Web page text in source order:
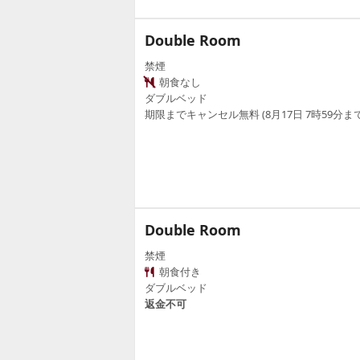
Double Room
禁煙
朝食なし
ダブルベッド
期限までキャンセル無料 (8月17日 7時59分ま
Double Room
禁煙
朝食付き
ダブルベッド
返金不可